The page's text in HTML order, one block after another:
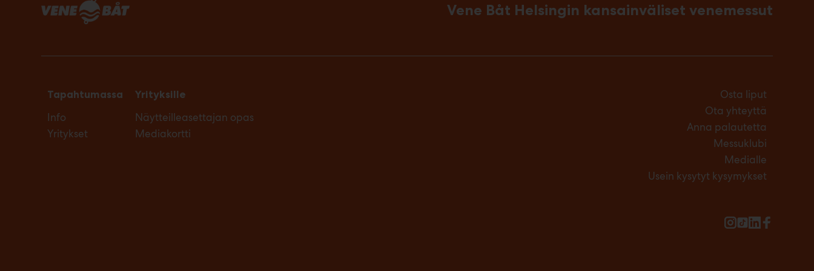
Vene Båt Helsingin kansainväliset venemessut
Tapahtumassa
Info
Yritykset
Yrityksille
Näytteilleasettajan opas
Mediakortti
Osta liput
Ota yhteyttä
Anna palautetta
Messuklubi
Medialle
Usein kysytyt kysymykset